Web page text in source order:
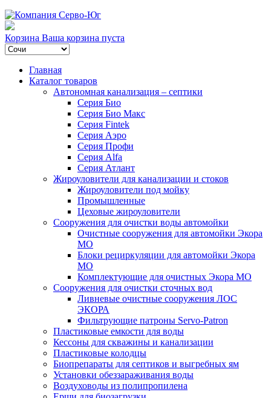
Корзина Ваша корзина пуста
Главная
Каталог товаров
Автономная канализация – септики
Серия Био
Серия Био Макс
Серия Fintek
Серия Аэро
Серия Профи
Серия Alfa
Серия Атлант
Жироуловители для канализации и стоков
Жироуловители под мойку
Промышленные
Цеховые жироуловители
Сооружения для очистки воды автомойки
Очистные сооружения для автомойки Экора
МО
Блоки рециркуляции для автомойки Экора
МО
Комплектующие для очистных Экора МО
Сооружения для очистки сточных вод
Ливневые очистные сооружения ЛОС
ЭКОРА
Фильтрующие патроны Servo-Patron
Пластиковые емкости для воды
Кессоны для скважины и канализации
Пластиковые колодцы
Биопрепараты для септиков и выгребных ям
Установки обеззараживания воды
Воздуховоды из полипропилена